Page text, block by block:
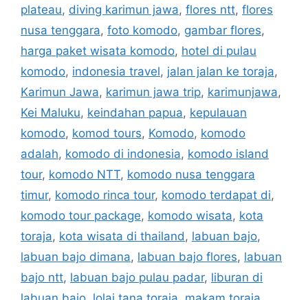
plateau, diving karimun jawa, flores ntt, flores
nusa tenggara, foto komodo, gambar flores,
harga paket wisata komodo, hotel di pulau
komodo, indonesia travel, jalan jalan ke toraja,
Karimun Jawa, karimun jawa trip, karimunjawa,
Kei Maluku, keindahan papua, kepulauan
komodo, komod tours, Komodo, komodo
adalah, komodo di indonesia, komodo island
tour, komodo NTT, komodo nusa tenggara
timur, komodo rinca tour, komodo terdapat di,
komodo tour package, komodo wisata, kota
toraja, kota wisata di thailand , labuan bajo,
labuan bajo dimana, labuan bajo flores, labuan
bajo ntt, labuan bajo pulau padar, liburan di